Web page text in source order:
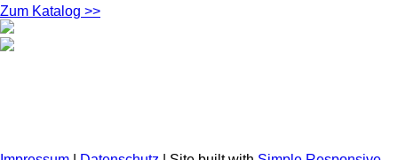
Zum Katalog >>